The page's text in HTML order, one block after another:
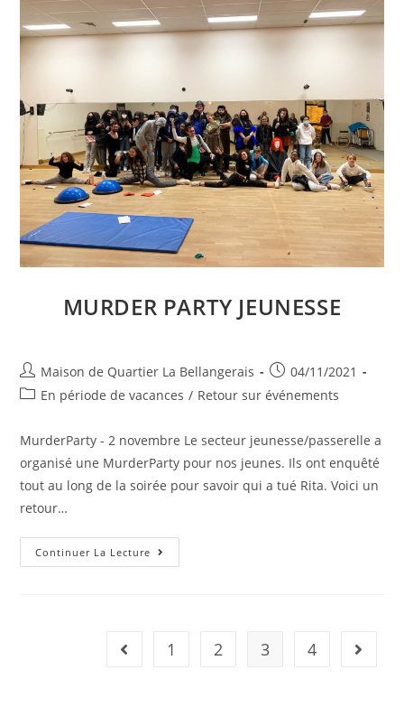
MURDER PARTY JEUNESSE
Auteur/autrice
de
Maison de Quartier La Bellangerais
Publication
publiée :
04/11/2021
PostEn période de vacances / Retour sur événements
MurderParty - 2 novembre Le secteur jeunesse/passerelle a
organisé une MurderParty pour nos jeunes. Ils ont enquêté
tout au long de la soirée pour savoir qui a tué Rita. Voici un
retour…
Continuer La Lecture Murder
Party
Go to the previous page
1 2 3 4 Aller à